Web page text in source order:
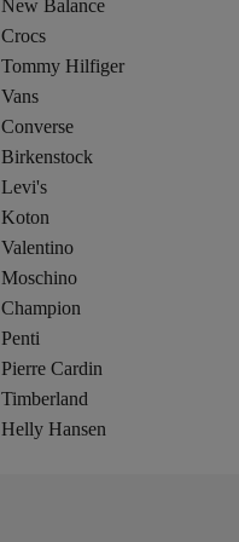
New Balance
Crocs
Tommy Hilfiger
Vans
Converse
Birkenstock
Levi's
Koton
Valentino
Moschino
Champion
Penti
Pierre Cardin
Timberland
Helly Hansen